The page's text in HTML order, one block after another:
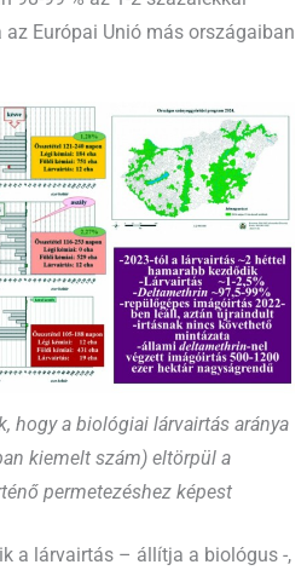
Európai Unió más országaiban
hogy a biológiai lárvairtás aránya
kiemelt szám) eltörpül a
permetezéshez képest
a lárvairtás – állítja a biológus -,